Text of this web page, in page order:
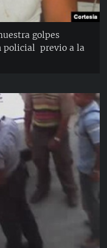
golpes
policial previo a la